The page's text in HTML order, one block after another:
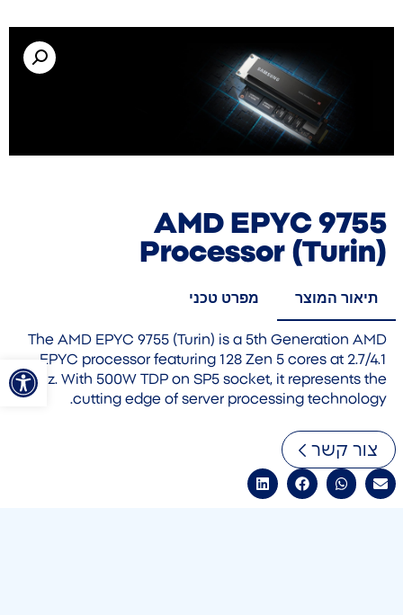
פתח
AMD EPYC 9755
Processor (Turin)
תיאור המוצר מפרט טכני
The AMD EPYC 9755 (Turin) is a 5th Generation AMD
EPYC processor featuring 128 Zen 5 cores at 2.7/4.1
GHz. With 500W TDP on SP5 socket, it represents the
cutting edge of server processing technology.
צור קשר